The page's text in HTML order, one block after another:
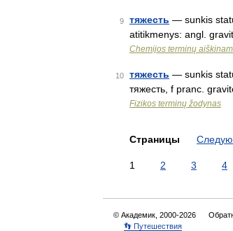
9 тяжесть — sunkis
atitikmenys: angl.
Chemijos terminų
10 тяжесть — sunkis
тяжесть, f pranc.
Fizikos terminų žodynas
Страницы
1 2 3 4
© Академик, 2000-2026
👣 Путешествия